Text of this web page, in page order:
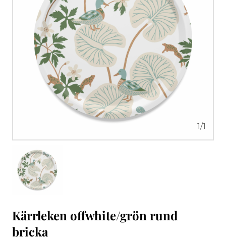
1/1
Kärrleken offwhite/grön rund
bricka